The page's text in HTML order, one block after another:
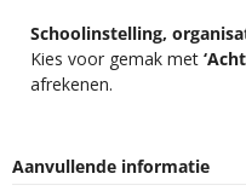
Schoolinstelling,
Kies voor gemak met
afrekenen.
Aanvullende informatie